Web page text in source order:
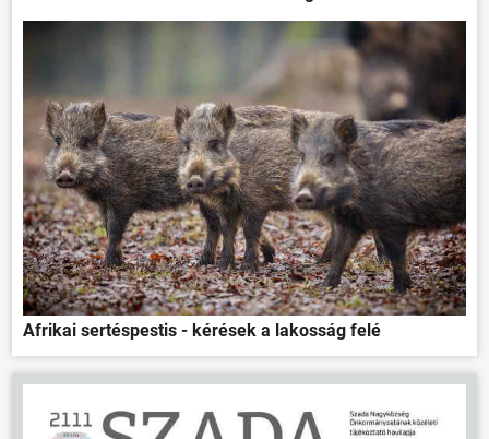
Afrikai sertéspestis - kérések a lakosság felé